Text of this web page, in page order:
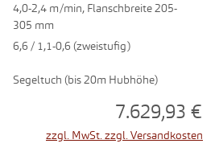
4,0-2,4 m/min, Flanschbreite 205-
305 mm
6,6 / 1,1-0,6 (zweistufig)
Segeltuch (bis 20m Hubhöhe)
7.629,93 €
zzgl. MwSt. zzgl. Versandkosten